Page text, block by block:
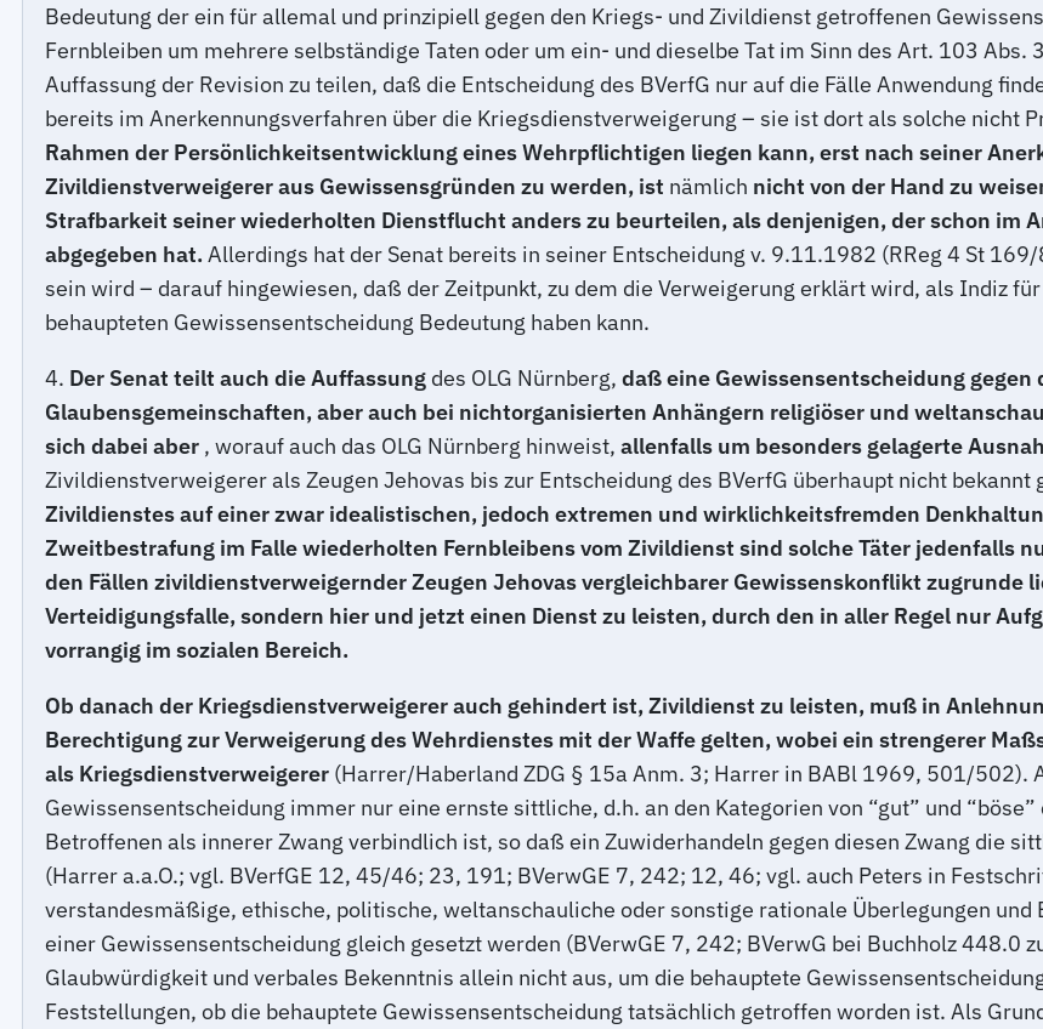
Bedeutung der ein für allemal und prinzipiell gegen den Kriegs- und Zivildienst getroffenen
Fernbleiben um mehrere selbständige Taten oder um ein- und dieselbe Tat im Sinn des Art. 103 Abs.
Auffassung der Revision zu teilen, daß die Entscheidung des BVerfG nur auf die Fälle Anwendung
bereits im Anerkennungsverfahren über die Kriegsdienstverweigerung – sie ist dort als solche nicht
Rahmen der Persönlichkeitsentwicklung eines Wehrpflichtigen liegen kann, erst nach seiner
Zivildienstverweigerer aus Gewissensgründen zu werden, ist nämlich nicht von der Hand zu
Strafbarkeit seiner wiederholten Dienstflucht anders zu beurteilen, als denjenigen, der schon im
abgegeben hat. Allerdings hat der Senat bereits in seiner Entscheidung v. 9.11.1982 (RReg 4 St
sein wird – darauf hingewiesen, daß der Zeitpunkt, zu dem die Verweigerung erklärt wird, als Indiz
behaupteten Gewissensentscheidung Bedeutung haben kann.
4. Der Senat teilt auch die Auffassung des OLG Nürnberg, daß eine Gewissensentscheidung
Glaubensgemeinschaften, aber auch bei nichtorganisierten Anhängern religiöser und
sich dabei aber , worauf auch das OLG Nürnberg hinweist, allenfalls um besonders gelagerte
Zivildienstverweigerer als Zeugen Jehovas bis zur Entscheidung des BVerfG überhaupt nicht bekannt
Zivildienstes auf einer zwar idealistischen, jedoch extremen und wirklichkeitsfremden
Zweitbestrafung im Falle wiederholten Fernbleibens vom Zivildienst sind solche Täter jedenfalls
den Fällen zivildienstverweigernder Zeugen Jehovas vergleichbarer Gewissenskonflikt zugrunde
Verteidigungsfalle, sondern hier und jetzt einen Dienst zu leisten, durch den in aller Regel nur
vorrangig im sozialen Bereich.
Ob danach der Kriegsdienstverweigerer auch gehindert ist, Zivildienst zu leisten, muß in
Berechtigung zur Verweigerung des Wehrdienstes mit der Waffe gelten, wobei ein strengerer
als Kriegsdienstverweigerer (Harrer/Haberland ZDG § 15a Anm. 3; Harrer in BABl 1969, 501/502).
Gewissensentscheidung immer nur eine ernste sittliche, d.h. an den Kategorien von “gut” und
Betroffenen als innerer Zwang verbindlich ist, so daß ein Zuwiderhandeln gegen diesen Zwang die
(Harrer a.a.O.; vgl. BVerfGE 12, 45/46; 23, 191; BVerwGE 7, 242; 12, 46; vgl. auch Peters in
verstandesmäßige, ethische, politische, weltanschauliche oder sonstige rationale Überlegungen und
einer Gewissensentscheidung gleich gesetzt werden (BVerwGE 7, 242; BVerwG bei Buchholz 448.0
Glaubwürdigkeit und verbales Bekenntnis allein nicht aus, um die behauptete
Feststellungen, ob die behauptete Gewissensentscheidung tatsächlich getroffen worden ist. Als